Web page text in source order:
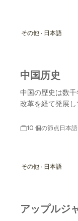
その他 · 日本語
中国历史
中国の歴史は数千
改革を経て発展
10 個の節点日本語
その他 · 日本語
アップルジ